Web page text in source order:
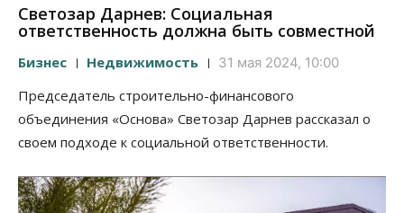
Светозар Дарнев: Социальная
ответственность должна быть совместной
Бизнес Недвижимость 31 мая 2024, 10:00
Председатель строительно-финансового
объединения «Основа» Светозар Дарнев рассказал о
своем подходе к социальной ответственности.